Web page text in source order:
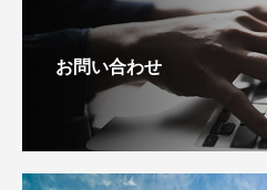
お問い合わせ